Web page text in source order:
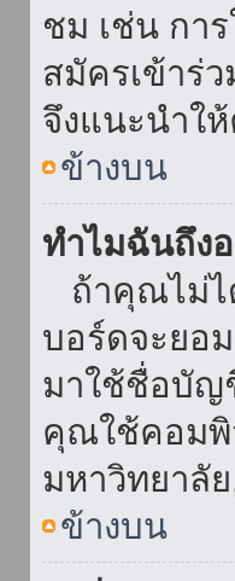
ชม เช่น กา
สมัครเข้าร่
จึงแนะนำใ
ข้างบน
ทำไมฉันถึง
ถ้าคุณไม่ไ
บอร์ดจะยอ
มาใช้ชื่อบัญ
คุณใช้คอมพิ
มหาวิทยาลั
ข้างบน